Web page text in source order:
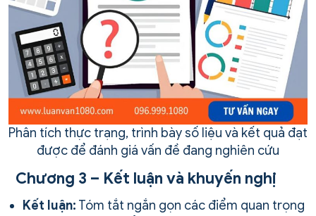
Phân tích thực trạng, trình bày số liệu và kết quả đạt
được để đánh giá vấn đề đang nghiên cứu
Chương 3 – Kết luận và khuyến nghị
Kết luận: Tóm tắt ngắn gọn các điểm quan trọng